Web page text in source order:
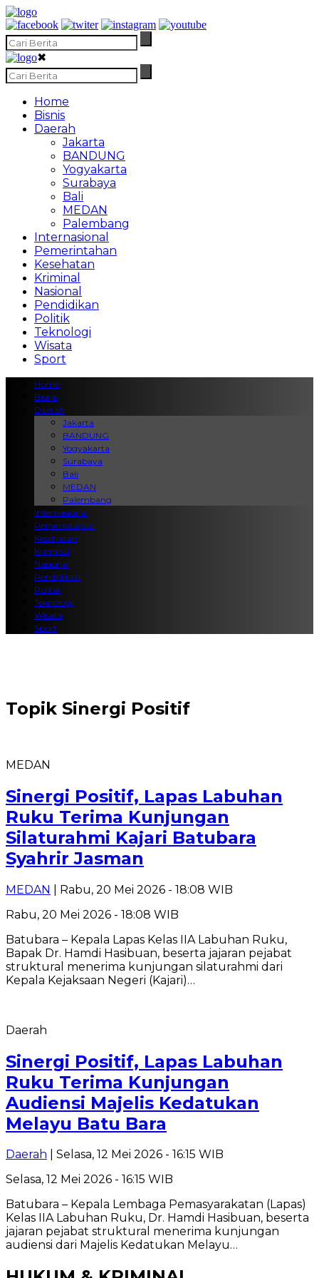
✖
Home
Bisnis
Daerah
Jakarta
BANDUNG
Yogyakarta
Surabaya
Bali
MEDAN
Palembang
Internasional
Pemerintahan
Kesehatan
Kriminal
Nasional
Pendidikan
Politik
Teknologi
Wisata
Sport
Home
Bisnis
Daerah
Jakarta
BANDUNG
Yogyakarta
Surabaya
Bali
MEDAN
Palembang
Internasional
Pemerintahan
Kesehatan
Kriminal
Nasional
Pendidikan
Politik
Teknologi
Wisata
Sport
Topik Sinergi Positif
MEDAN
Sinergi Positif, Lapas Labuhan
Ruku Terima Kunjungan
Silaturahmi Kajari Batubara
Syahrir Jasman
MEDAN
| Rabu, 20 Mei 2026 - 18:08 WIB
Rabu, 20 Mei 2026 - 18:08 WIB
Batubara – Kepala Lapas Kelas IIA Labuhan Ruku,
Bapak Dr. Hamdi Hasibuan, beserta jajaran pejabat
struktural menerima kunjungan silaturahmi dari
Kepala Kejaksaan Negeri (Kajari)…
Daerah
Sinergi Positif, Lapas Labuhan
Ruku Terima Kunjungan
Audiensi Majelis Kedatukan
Melayu Batu Bara
Daerah | Selasa, 12 Mei 2026 - 16:15 WIB
Selasa, 12 Mei 2026 - 16:15 WIB
Batubara – Kepala Lembaga Pemasyarakatan (Lapas)
Kelas IIA Labuhan Ruku, Dr. Hamdi Hasibuan, beserta
jajaran pejabat struktural menerima kunjungan
audiensi dari Majelis Kedatukan Melayu…